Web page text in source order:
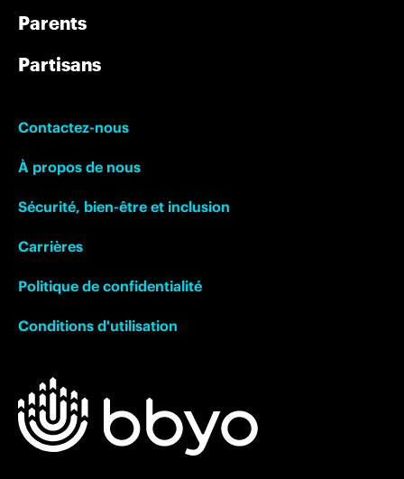
Parents
Partisans
Contactez-nous
À propos de nous
Sécurité, bien-être et inclusion
Carrières
Politique de confidentialité
Conditions d'utilisation